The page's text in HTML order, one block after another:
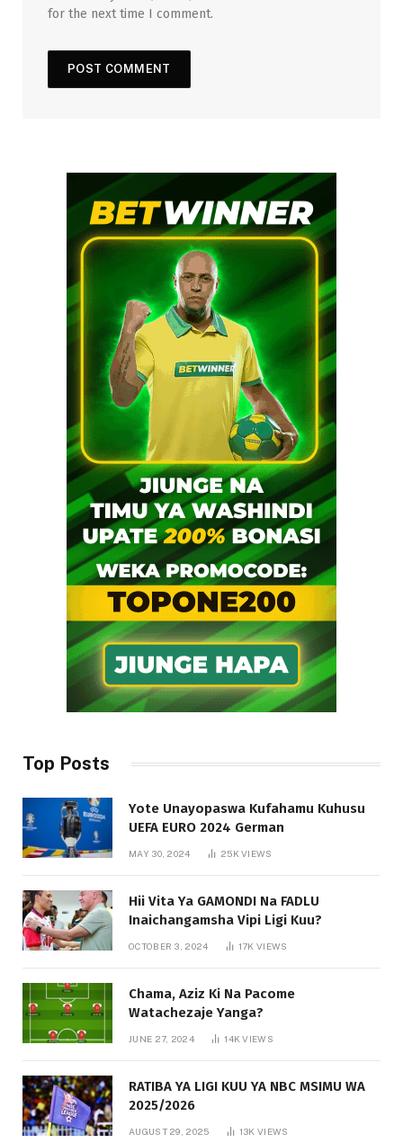
for the next time I comment.
Top Posts
Yote Unayopaswa Kufahamu Kuhusu
UEFA EURO 2024 German
MAY 30, 2024 25KVIEWS
Hii Vita Ya GAMONDI Na FADLU
Inaichangamsha Vipi Ligi Kuu?
OCTOBER 3, 2024 17KVIEWS
Chama, Aziz Ki Na Pacome
Watachezaje Yanga?
JUNE 27, 2024 14KVIEWS
RATIBA YA LIGI KUU YA NBC MSIMU WA
2025/2026
AUGUST 29, 2025 13KVIEWS